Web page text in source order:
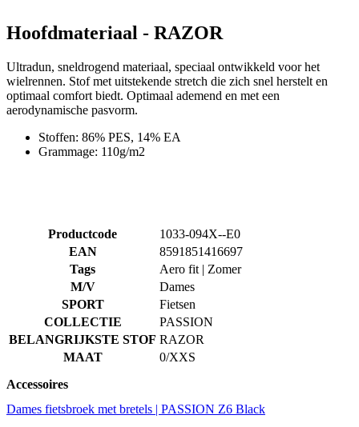
Hoofdmateriaal - RAZOR
Ultradun, sneldrogend materiaal, speciaal ontwikkeld voor het
wielrennen. Stof met uitstekende stretch die zich snel herstelt en
optimaal comfort biedt. Optimaal ademend en met een
aerodynamische pasvorm.
Stoffen: 86% PES, 14% EA
Grammage: 110g/m2
Productcode
1033-094X--E0
EAN
8591851416697
Tags
Aero fit | Zomer
M/V
Dames
SPORT
Fietsen
COLLECTIE
PASSION
BELANGRIJKSTE STOF RAZOR
MAAT
0/XXS
Accessoires
Dames fietsbroek met bretels | PASSION Z6 Black